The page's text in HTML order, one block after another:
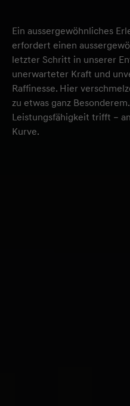
Ein aussergewöhnliches
erfordert einen
letzter Schritt in unserer
unerwarteter Kraft und
Raffinesse. Hier
zu etwas ganz
Leistungsfähigkeit trifft –
Kurve.